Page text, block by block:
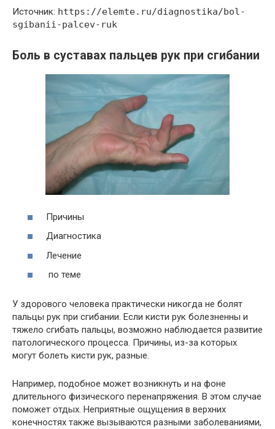
Источник: https://elemte.ru/diagnostika/bol-
sgibanii-palcev-ruk
Боль в суставах пальцев рук при сгибании
Причины
Диагностика
Лечение
по теме
У здорового человека практически никогда не болят
пальцы рук при сгибании. Если кисти рук болезненны и
тяжело сгибать пальцы, возможно наблюдается развитие
патологического процесса. Причины, из-за которых
могут болеть кисти рук, разные.
Например, подобное может возникнуть и на фоне
длительного физического перенапряжения. В этом случае
поможет отдых. Неприятные ощущения в верхних
конечностях также вызываются разными заболеваниями,